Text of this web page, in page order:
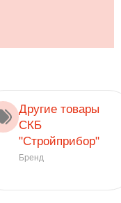
Другие товары
СКБ
"Стройприбор"
Бренд